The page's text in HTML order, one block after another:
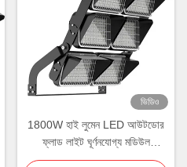
ভিডিও
1800W হাই লুমেন LED আউটডোর
ফ্লাড লাইট ঘূর্ণনযোগ্য মডিউল
ওয়্যারলেস কন্ট্রোল